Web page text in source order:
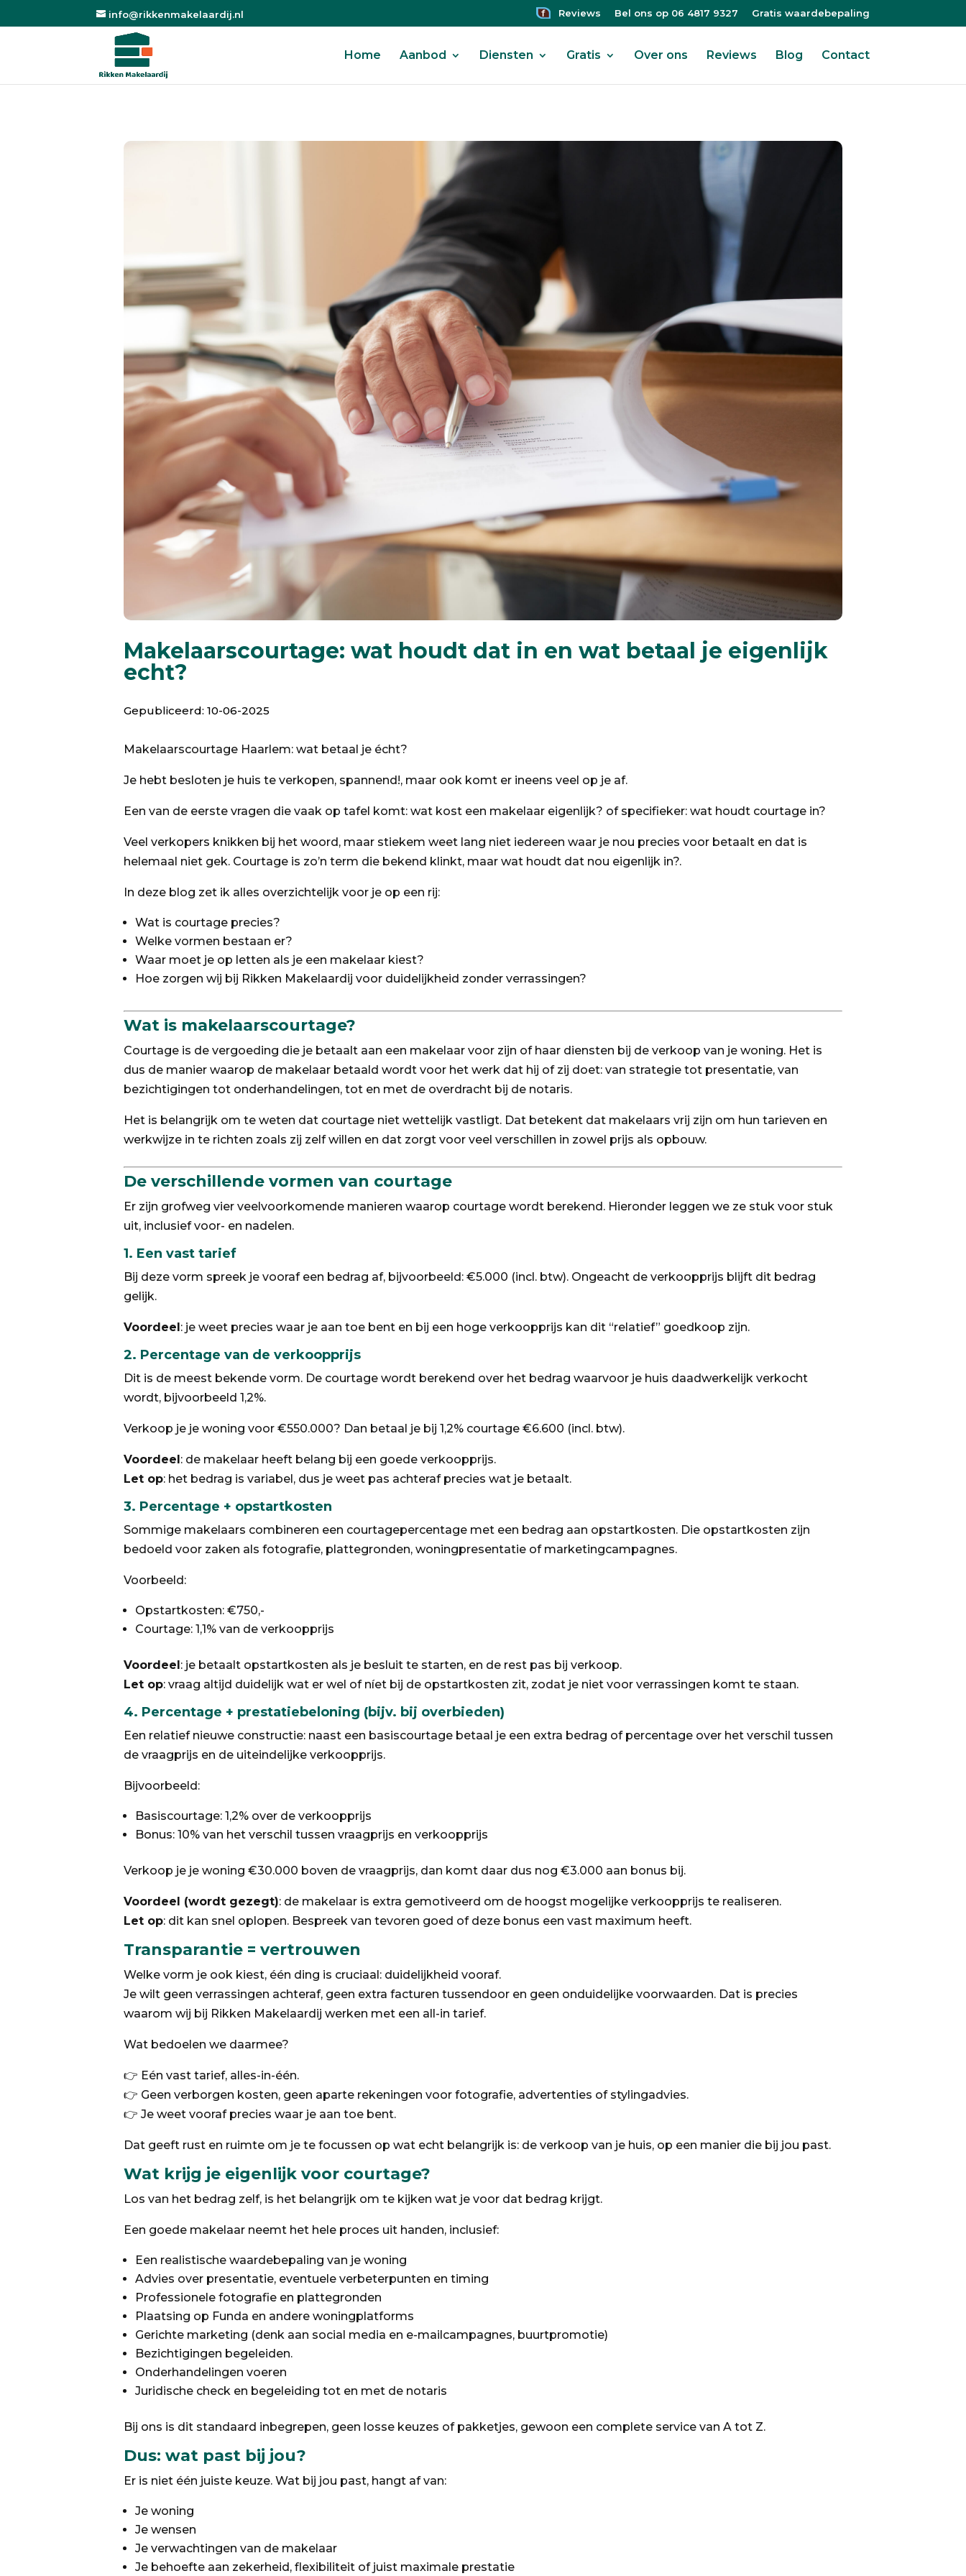
info@rikkenmakelaardij.nl Reviews Bel ons op 06 4817 9327 Gratis waardebepaling
Home Aanbod Diensten Gratis Over ons Reviews Blog Contact
Makelaarscourtage: wat houdt dat in en wat betaal je eigenlijk
echt?
Gepubliceerd: 10-06-2025
Makelaarscourtage Haarlem: wat betaal je écht?
Je hebt besloten je huis te verkopen, spannend!, maar ook komt er ineens veel op je af.
Een van de eerste vragen die vaak op tafel komt: wat kost een makelaar eigenlijk? of specifieker: wat houdt courtage in?
Veel verkopers knikken bij het woord, maar stiekem weet lang niet iedereen waar je nou precies voor betaalt en dat is
helemaal niet gek. Courtage is zo’n term die bekend klinkt, maar wat houdt dat nou eigenlijk in?.
In deze blog zet ik alles overzichtelijk voor je op een rij:
Wat is courtage precies?
Welke vormen bestaan er?
Waar moet je op letten als je een makelaar kiest?
Hoe zorgen wij bij Rikken Makelaardij voor duidelijkheid zonder verrassingen?
Wat is makelaarscourtage?
Courtage is de vergoeding die je betaalt aan een makelaar voor zijn of haar diensten bij de verkoop van je woning. Het is
dus de manier waarop de makelaar betaald wordt voor het werk dat hij of zij doet: van strategie tot presentatie, van
bezichtigingen tot onderhandelingen, tot en met de overdracht bij de notaris.
Het is belangrijk om te weten dat courtage niet wettelijk vastligt. Dat betekent dat makelaars vrij zijn om hun tarieven en
werkwijze in te richten zoals zij zelf willen en dat zorgt voor veel verschillen in zowel prijs als opbouw.
De verschillende vormen van courtage
Er zijn grofweg vier veelvoorkomende manieren waarop courtage wordt berekend. Hieronder leggen we ze stuk voor stuk
uit, inclusief voor- en nadelen.
1. Een vast tarief
Bij deze vorm spreek je vooraf een bedrag af, bijvoorbeeld: €5.000 (incl. btw). Ongeacht de verkoopprijs blijft dit bedrag
gelijk.
Voordeel : je weet precies waar je aan toe bent en bij een hoge verkoopprijs kan dit “relatief” goedkoop zijn.
2. Percentage van de verkoopprijs
Dit is de meest bekende vorm. De courtage wordt berekend over het bedrag waarvoor je huis daadwerkelijk verkocht
wordt, bijvoorbeeld 1,2%.
Verkoop je je woning voor €550.000? Dan betaal je bij 1,2% courtage €6.600 (incl. btw).
Voordeel : de makelaar heeft belang bij een goede verkoopprijs.
Let op: het bedrag is variabel, dus je weet pas achteraf precies wat je betaalt.
3. Percentage + opstartkosten
Sommige makelaars combineren een courtagepercentage met een bedrag aan opstartkosten. Die opstartkosten zijn
bedoeld voor zaken als fotografie, plattegronden, woningpresentatie of marketingcampagnes.
Voorbeeld:
Opstartkosten: €750,-
Courtage: 1,1% van de verkoopprijs
Voordeel : je betaalt opstartkosten als je besluit te starten, en de rest pas bij verkoop.
Let op: vraag altijd duidelijk wat er wel of níet bij de opstartkosten zit, zodat je niet voor verrassingen komt te staan.
4. Percentage + prestatiebeloning (bijv. bij overbieden)
Een relatief nieuwe constructie: naast een basiscourtage betaal je een extra bedrag of percentage over het verschil tussen
de vraagprijs en de uiteindelijke verkoopprijs.
Bijvoorbeeld:
Basiscourtage: 1,2% over de verkoopprijs
Bonus: 10% van het verschil tussen vraagprijs en verkoopprijs
Verkoop je je woning €30.000 boven de vraagprijs, dan komt daar dus nog €3.000 aan bonus bij.
Voordeel (wordt gezegt): de makelaar is extra gemotiveerd om de hoogst mogelijke verkoopprijs te realiseren.
Let op: dit kan snel oplopen. Bespreek van tevoren goed of deze bonus een vast maximum heeft.
Transparantie = vertrouwen
Welke vorm je ook kiest, één ding is cruciaal: duidelijkheid vooraf.
Je wilt geen verrassingen achteraf, geen extra facturen tussendoor en geen onduidelijke voorwaarden. Dat is precies
waarom wij bij Rikken Makelaardij werken met een all-in tarief.
Wat bedoelen we daarmee?
👉 Eén vast tarief, alles-in-één.
👉 Geen verborgen kosten, geen aparte rekeningen voor fotografie, advertenties of stylingadvies.
👉 Je weet vooraf precies waar je aan toe bent.
Dat geeft rust en ruimte om je te focussen op wat echt belangrijk is: de verkoop van je huis, op een manier die bij jou past.
Wat krijg je eigenlijk voor courtage?
Los van het bedrag zelf, is het belangrijk om te kijken wat je voor dat bedrag krijgt.
Een goede makelaar neemt het hele proces uit handen, inclusief:
Een realistische waardebepaling van je woning
Advies over presentatie, eventuele verbeterpunten en timing
Professionele fotografie en plattegronden
Plaatsing op Funda en andere woningplatforms
Gerichte marketing (denk aan social media en e-mailcampagnes, buurtpromotie)
Bezichtigingen begeleiden.
Onderhandelingen voeren
Juridische check en begeleiding tot en met de notaris
Bij ons is dit standaard inbegrepen, geen losse keuzes of pakketjes, gewoon een complete service van A tot Z.
Dus: wat past bij jou?
Er is niet één juiste keuze. Wat bij jou past, hangt af van:
Je woning
Je wensen
Je verwachtingen van de makelaar
Je behoefte aan zekerheid, flexibiliteit of juist maximale prestatie